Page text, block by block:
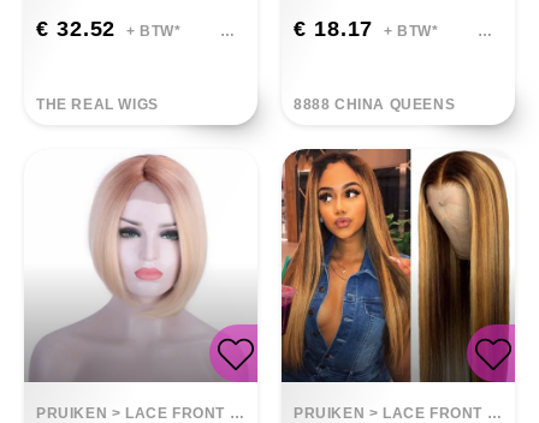
€ 32.52 + BTW*
THE REAL WIGS
€ 18.17 + BTW*
8888 CHINA QUEENS
PRUIKEN > LACE FRONT WIGS PRUIKEN > LACE FRONT WIGS